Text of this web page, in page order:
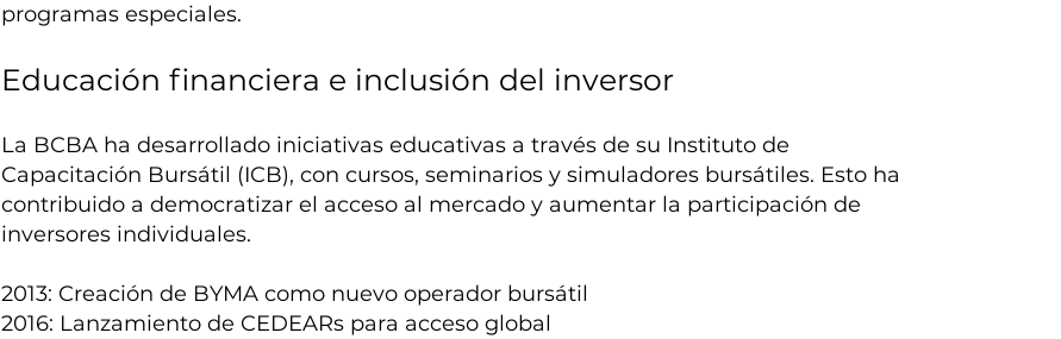
programas especiales.
Educación financiera e inclusión del inversor
La BCBA ha desarrollado iniciativas educativas a través de su Instituto de
Capacitación Bursátil (ICB), con cursos, seminarios y simuladores bursátiles. Esto ha
contribuido a democratizar el acceso al mercado y aumentar la participación de
inversores individuales.
2013: Creación de BYMA como nuevo operador bursátil
2016: Lanzamiento de CEDEARs para acceso global